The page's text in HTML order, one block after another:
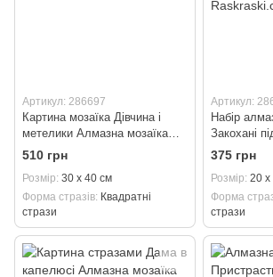
Артикул: 286697
Картина мозаїка Дівчина і
метелики Алмазна мозаїка
(POSG028) 30 х 40 см
510 грн
Розмір 30 х 40 см
Форма стразів Квадратні
стрази
Артикул:
Набір
Закохані
Алмазна
20 х 30 см
375 грн
Розмір 20 х
Форма
стрази